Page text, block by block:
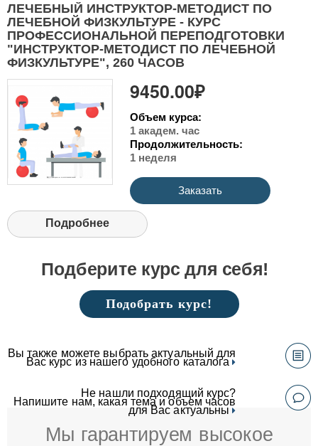
ЛЕЧЕБНЫЙ ИНСТРУКТОР-МЕТОДИСТ ПО
ЛЕЧЕБНОЙ ФИЗКУЛЬТУРЕ - КУРС
ПРОФЕССИОНАЛЬНОЙ ПЕРЕПОДГОТОВКИ
"ИНСТРУКТОР-МЕТОДИСТ ПО ЛЕЧЕБНОЙ
ФИЗКУЛЬТУРЕ", 260 ЧАСОВ
9450.00₽
Объем курса:
1 академ. час
Продолжительность:
1 неделя
Заказать
Подробнее
Подберите курс для себя!
Подобрать курс!
Вы также можете выбрать актуальный для
Вас курс из нашего удобного каталога
Не нашли подходящий курс?
Напишите нам, какая тема и объем часов
для Вас актуальны
Мы гарантируем высокое